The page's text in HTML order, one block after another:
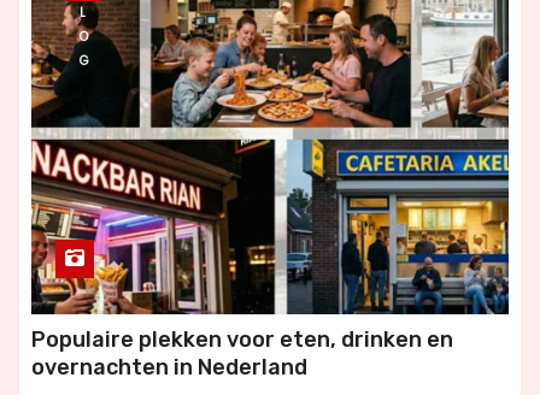
L
O
G
Populaire plekken voor eten, drinken en
overnachten in Nederland